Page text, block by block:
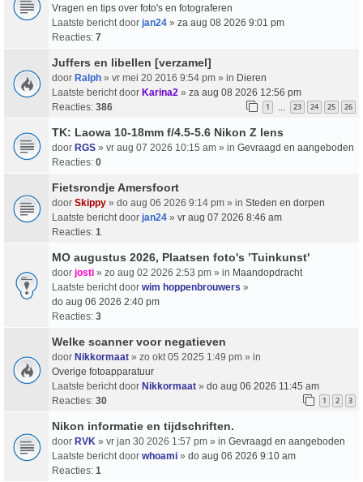
Vragen en tips over foto's en fotograferen
Laatste bericht door jan24 » za aug 08 2026 9:01 pm
Reacties: 7
Juffers en libellen [verzamel]
door Ralph » vr mei 20 2016 9:54 pm » in Dieren
Laatste bericht door Karina2 » za aug 08 2026 12:56 pm
Reacties: 386 1 … 23 24 25 26
TK: Laowa 10-18mm f/4.5-5.6 Nikon Z lens
door RGS » vr aug 07 2026 10:15 am » in Gevraagd en aangeboden
Reacties: 0
Fietsrondje Amersfoort
door Skippy » do aug 06 2026 9:14 pm » in Steden en dorpen
Laatste bericht door jan24 » vr aug 07 2026 8:46 am
Reacties: 1
MO augustus 2026, Plaatsen foto's ’Tuinkunst'
door josti » zo aug 02 2026 2:53 pm » in Maandopdracht
Laatste bericht door wim hoppenbrouwers »
do aug 06 2026 2:40 pm
Reacties: 3
Welke scanner voor negatieven
door Nikkormaat » zo okt 05 2025 1:49 pm » in
Overige fotoapparatuur
Laatste bericht door Nikkormaat » do aug 06 2026 11:45 am
Reacties: 30 1 2 3
Nikon informatie en tijdschriften.
door RVK » vr jan 30 2026 1:57 pm » in Gevraagd en aangeboden
Laatste bericht door whoami » do aug 06 2026 9:10 am
Reacties: 1